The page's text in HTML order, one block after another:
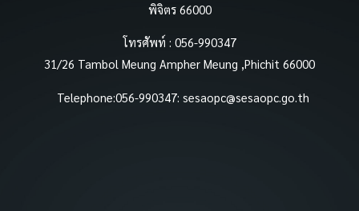
พิจิตร 66000
โทรศัพท์ : 056-990347
31/26 Tambol Meung Ampher Meung ,Phichit 66000
Telephone:056-990347: sesaopc@sesaopc.go.th